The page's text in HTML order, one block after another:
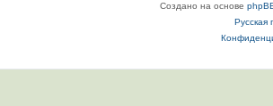
Создано на основе
Русская